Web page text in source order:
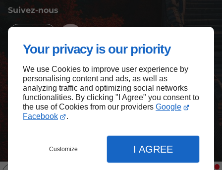
Your privacy is our priority
We use Cookies to improve user experience by
personalising content and ads, as well as
analyzing traffic and optimizing social networks
functionalities. By clicking "I Agree" you consent to
the use of Cookies from our providers Google
Facebook
.
Customize I AGREE
Suivez-nous